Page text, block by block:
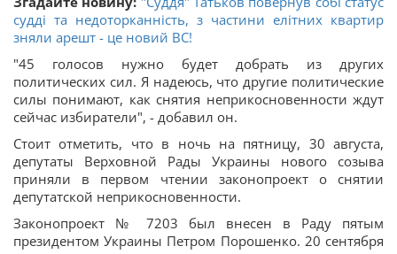
судді та недоторканність, з частини елітних квартир
зняли арешт - це новий ВС!
"45 голосов нужно будет добрать из других
политических сил. Я надеюсь, что другие политические
силы понимают, как снятия неприкосновенности ждут
сейчас избиратели", - добавил он.
Стоит отметить, что в ночь на пятницу, 30 августа,
депутаты Верховной Рады Украины нового созыва
приняли в первом чтении законопроект о снятии
депутатской неприкосновенности.
Законопроект № 7203 был внесен в Раду пятым
президентом Украины Петром Порошенко. 20 сентября